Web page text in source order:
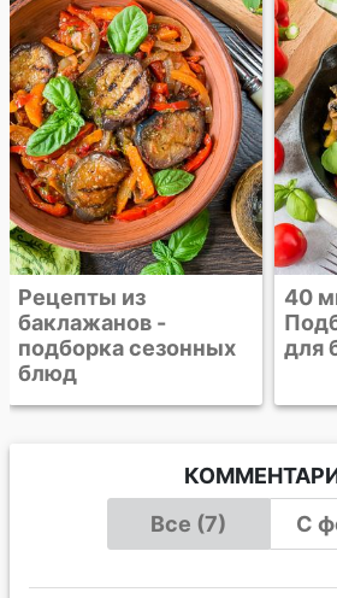
40 минут и меньше.
Подборка рецептов
для быстрых ужинов
Все (7)
С